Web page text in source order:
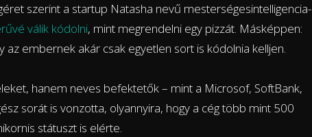
szerint a startup Natasha nevű mesterségesintelligencia-
válik kódolni, mint megrendelni egy pizzát. Másképpen:
az embernek akár csak egyetlen sort is kódolnia kelljen.
hanem neves befektetők – mint a Microsof, SoftBank,
sorát is vonzotta, olyannyira, hogy a cég több mint 500
státuszt is elérte.